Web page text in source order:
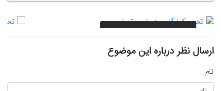
تعمیر کولرگازی در غرب تهران
ارسال نظر درباره این موضوع
نام